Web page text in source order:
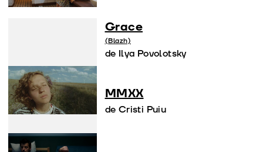
Grace
(Blazh)
de Ilya Povolotsky
MMXX
de Cristi Puiu